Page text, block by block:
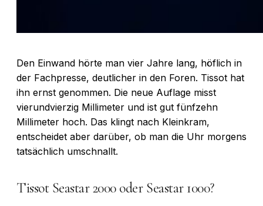
Den Einwand hörte man vier Jahre lang, höflich in
der Fachpresse, deutlicher in den Foren. Tissot hat
ihn ernst genommen. Die neue Auflage misst
vierundvierzig Millimeter und ist gut fünfzehn
Millimeter hoch. Das klingt nach Kleinkram,
entscheidet aber darüber, ob man die Uhr morgens
tatsächlich umschnallt.
Tissot Seastar 2000 oder Seastar 1000?